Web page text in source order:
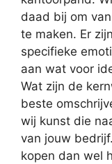
daad bij om
te maken. Er
specifieke
aan wat voor
Wat zijn de
beste
wij kunst die
van jouw
kopen dan wel